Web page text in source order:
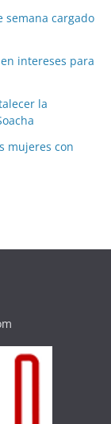
semana cargado
intereses para
la
mujeres con